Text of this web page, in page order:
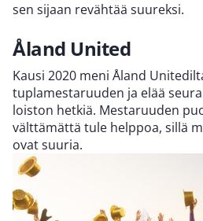
sen sijaan revähtää suureksi.
Åland United
Kausi 2020 meni Åland
tuplamestaruuden ja elää
loiston hetkiä. Mestaruuden
välttämättä tule helppoa, sillä
ovat suuria.